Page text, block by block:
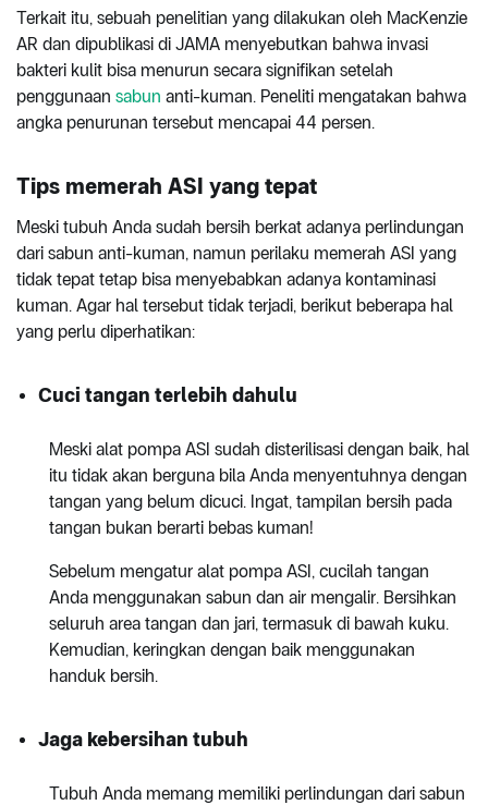
Terkait itu, sebuah penelitian yang dilakukan oleh MacKenzie
AR dan dipublikasi di JAMA menyebutkan bahwa invasi
bakteri kulit bisa menurun secara signifikan setelah
penggunaan sabun anti-kuman. Peneliti mengatakan bahwa
angka penurunan tersebut mencapai 44 persen.
Tips memerah ASI yang tepat
Meski tubuh Anda sudah bersih berkat adanya perlindungan
dari sabun anti-kuman, namun perilaku memerah ASI yang
tidak tepat tetap bisa menyebabkan adanya kontaminasi
kuman. Agar hal tersebut tidak terjadi, berikut beberapa hal
yang perlu diperhatikan:
Cuci tangan terlebih dahulu
Meski alat pompa ASI sudah disterilisasi dengan baik, hal
itu tidak akan berguna bila Anda menyentuhnya dengan
tangan yang belum dicuci. Ingat, tampilan bersih pada
tangan bukan berarti bebas kuman!
Sebelum mengatur alat pompa ASI, cucilah tangan
Anda menggunakan sabun dan air mengalir. Bersihkan
seluruh area tangan dan jari, termasuk di bawah kuku.
Kemudian, keringkan dengan baik menggunakan
handuk bersih.
Jaga kebersihan tubuh
Tubuh Anda memang memiliki perlindungan dari sabun